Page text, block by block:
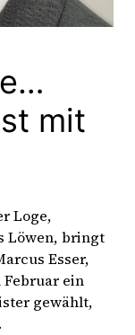
mit
Loge,
Löwen, bringt
Esser,
ein
gewählt,